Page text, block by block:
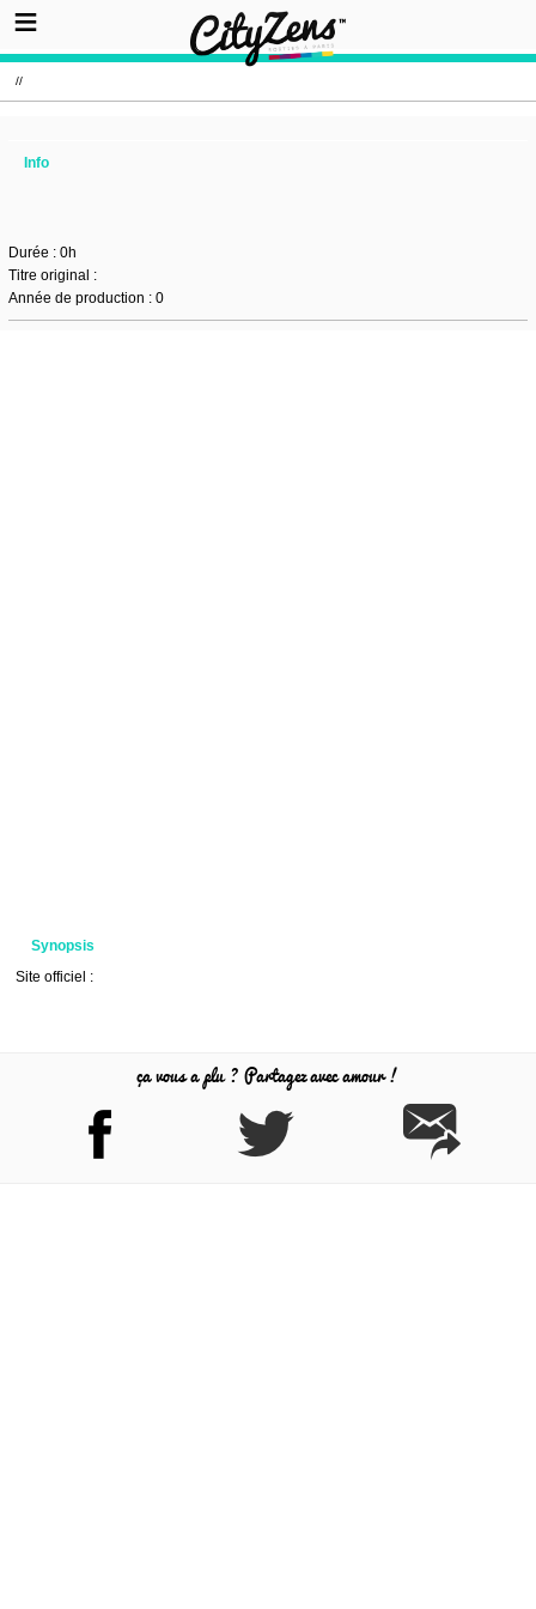
//
Info
Durée : 0h
Titre original :
Année de production : 0
Synopsis
Site officiel :
ça vous a plu ? Partagez avec amour !